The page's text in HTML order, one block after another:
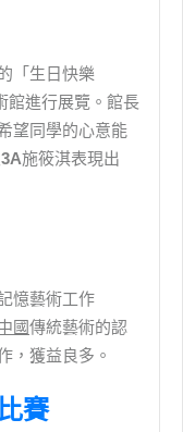
「生日快樂
館進行展覽。館長
望同學的心意能
3A施筱淇表現出
憶藝術工作
國傳統藝術的認
，獲益良多。
賽